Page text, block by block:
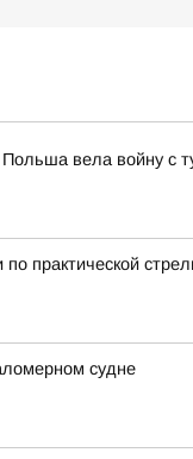
вела войну с
практической
судне